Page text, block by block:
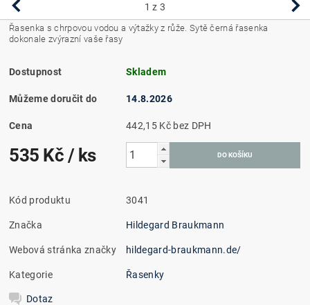
1 z 3
Řasenka s chrpovou vodou a výtažky z růže. Sytě černá řasenka
dokonale zvýrazní vaše řasy
Dostupnost Skladem
Můžeme doručit do 14.8.2026
Cena 442,15 Kč bez DPH
535 Kč / ks
Kód produktu 3041
Značka Hildegard Braukmann
Webová stránka značky hildegard-braukmann.de/
Kategorie Řasenky
Dotaz